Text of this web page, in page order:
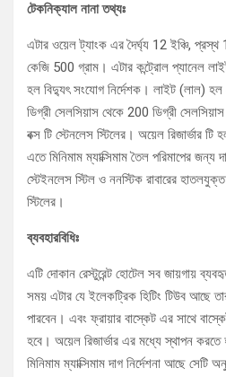
টেকনিক্যাল নানা তথ্যঃ
এটার ওয়েল ট্যাংক এর দৈর্ঘ্য 12 ইঞ্চি,
কেজি 500 গ্রাম। এটার কন্ট্রোল প্যানেল
হল বিদ্যুৎ সংযোগ নির্দেশক। লাইট (লাল) হল
ডিগ্রী সেলসিয়াস থেকে 200 ডিগ্রী
বক্স টি স্টেনলেস স্টিলের। অয়েল রিজার্ভার
এতে মিনিমাম ম্যাক্সিমাম তৈল পরিমাপের জন্য
স্টেইনলেস স্টিল ও ননস্টিক রাবারের হাতলযুক্ত
স্টিলের।
ব্যবহারবিধিঃ
এটি দোকান রেস্টুরেন্ট হোটেল সব জায়গায়
সময় এটার যে ইলেকট্রিক হিটিং টিউব আছে
পারবেন। এবং ফ্রায়ার বাস্কেট এর সাথে
হবে। অয়েল রিজার্ভার এর মধ্যে স্থাপন করতে
মিনিমাম ম্যাক্সিমাম দাগ নির্দেশনা আছে